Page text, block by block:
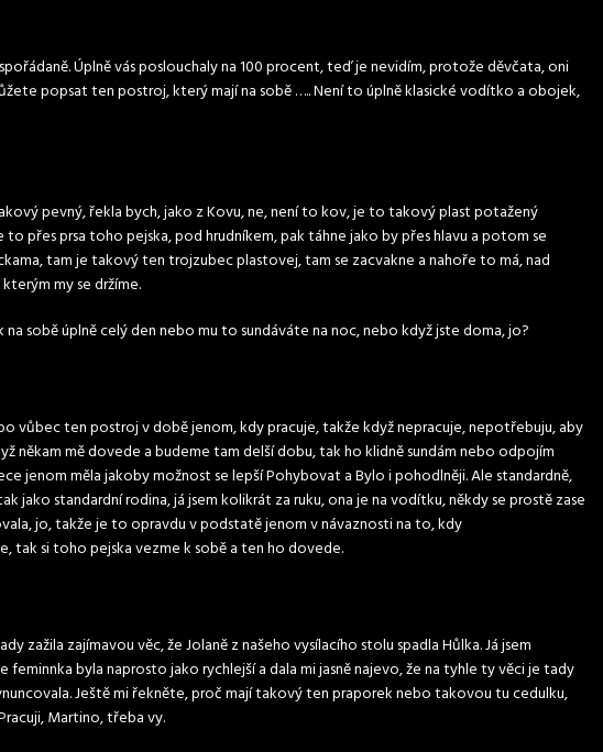
Úplně vás poslouchaly na 100 procent, teď je nevidím, protože děvčata, oni
popsat ten postroj, který mají na sobě ….. Není to úplně klasické vodítko a obojek,
pevný, řekla bych, jako z Kovu, ne, není to kov, je to takový plast potažený
přes prsa toho pejska, pod hrudníkem, pak táhne jako by přes hlavu a potom se
tam je takový ten trojzubec plastovej, tam se zacvakne a nahoře to má, nad
my se držíme.
sobě úplně celý den nebo mu to sundáváte na noc, nebo když jste doma, jo?
vůbec ten postroj v době jenom, kdy pracuje, takže když nepracuje, nepotřebuju, aby
někam mě dovede a budeme tam delší dobu, tak ho klidně sundám nebo odpojím
jenom měla jakoby možnost se lepší Pohybovat a Bylo i pohodlněji. Ale standardně,
jako standardní rodina, já jsem kolikrát za ruku, ona je na vodítku, někdy se prostě zase
jo, takže je to opravdu v podstatě jenom v návaznosti na to, kdy
tak si toho pejska vezme k sobě a ten ho dovede.
zažila zajímavou věc, že Jolaně z našeho vysílacího stolu spadla Hůlka. Já jsem
feminnka byla naprosto jako rychlejší a dala mi jasně najevo, že na tyhle ty věci je tady
Ještě mi řekněte, proč mají takový ten praporek nebo takovou tu cedulku,
Martino, třeba vy.